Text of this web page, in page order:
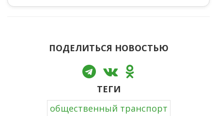
ПОДЕЛИТЬСЯ НОВОСТЬЮ
ТЕГИ
общественный транспорт